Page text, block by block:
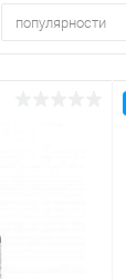
популярности